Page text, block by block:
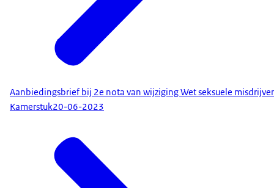
Aanbiedingsbrief bij 2e nota van wijziging Wet seksuele
Kamerstuk20-06-2023